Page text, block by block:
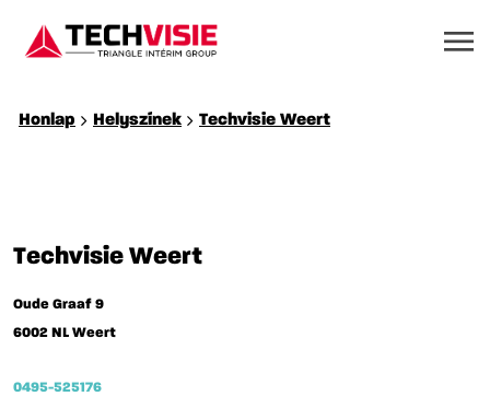
Honlap Helyszínek Techvisie Weert
Techvisie Weert
Oude Graaf 9
6002 NL Weert
0495-525176